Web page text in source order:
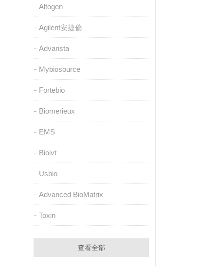
Altogen
Agilent安捷倫
Advansta
Mybiosource
Fortebio
Biomerieux
EMS
Bioivt
Usbio
Advanced BioMatrix
Toxin
查看全部